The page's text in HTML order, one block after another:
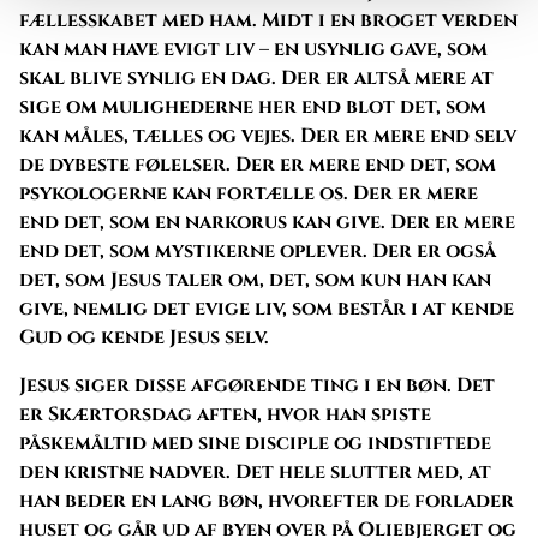
fællesskabet med ham. Midt i en broget verden
kan man have evigt liv – en usynlig gave, som
skal blive synlig en dag. Der er altså mere at
sige om mulighederne her end blot det, som
kan måles, tælles og vejes. Der er mere end selv
de dybeste følelser. Der er mere end det, som
psykologerne kan fortælle os. Der er mere
end det, som en narkorus kan give. Der er mere
end det, som mystikerne oplever. Der er også
det, som Jesus taler om, det, som kun han kan
give, nemlig det evige liv, som består i at kende
Gud og kende Jesus selv.
Jesus siger disse afgørende ting i en bøn. Det
er Skærtorsdag aften, hvor han spiste
påskemåltid med sine disciple og indstiftede
den kristne nadver. Det hele slutter med, at
han beder en lang bøn, hvorefter de forlader
huset og går ud af byen over på Oliebjerget og